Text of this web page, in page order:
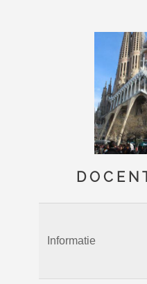
Informatie